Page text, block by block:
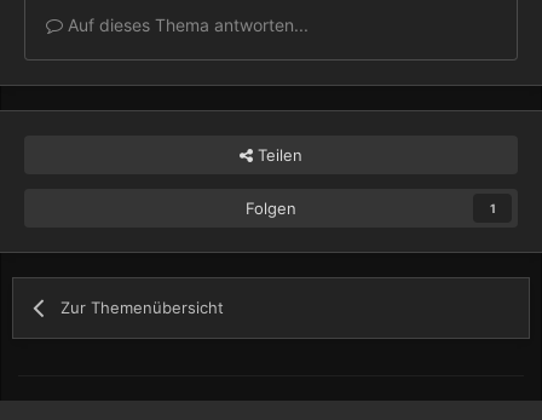
Auf dieses Thema antworten...
Teilen
Folgen 1
Zur Themenübersicht